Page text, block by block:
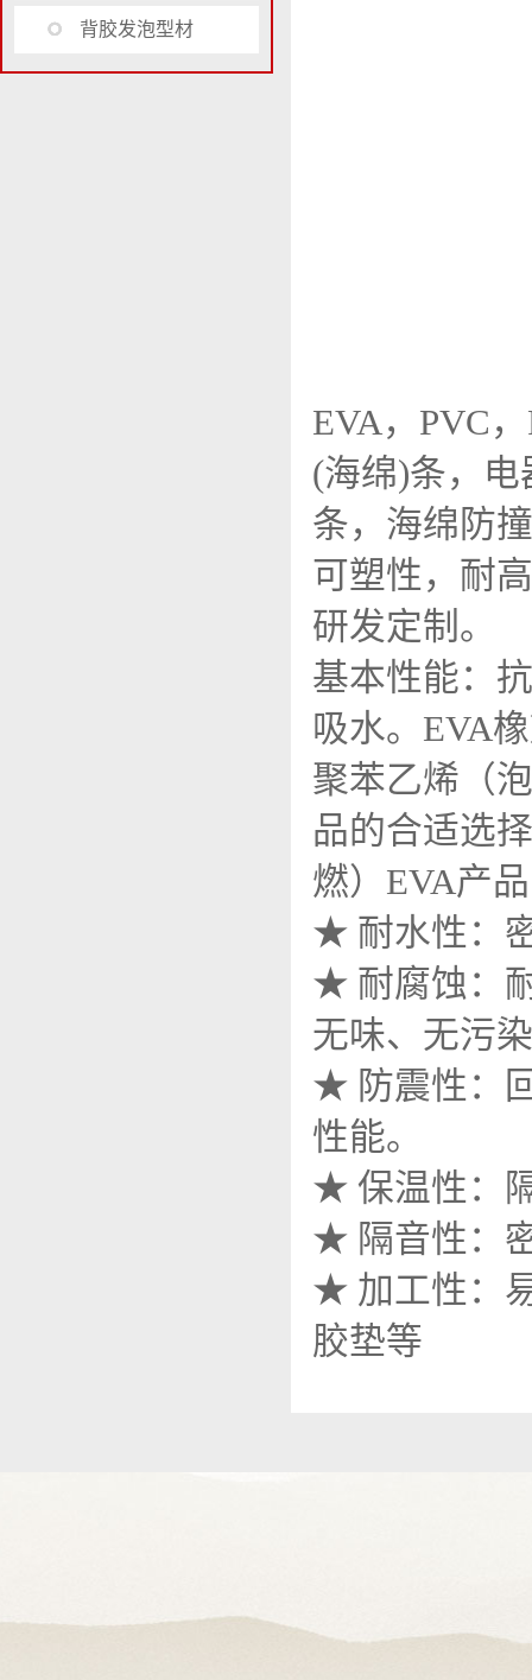
背胶发泡型材
EVA，PVC
(海绵)条，
条，海绵防
可塑性，耐
研发定制。
基本性能：
吸水。EVA
聚苯乙烯（
品的合适选
燃）EVA产
★ 耐水性：
★ 耐腐蚀：
无味、无污
★ 防震性：
性能。
★ 保温性：
★ 隔音性：
★ 加工性：
胶垫等